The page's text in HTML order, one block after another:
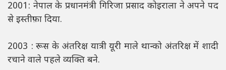
2001: नेपाल के प्रधानमंत्री गिरिजा प्रसाद कोइराला ने अपने पद
से इस्तीफ़ा दिया.
2003 : रूस के अंतरिक्ष यात्री यूरी माले थान्को अंतरिक्ष में शादी
रचाने वाले पहले व्यक्ति बने.